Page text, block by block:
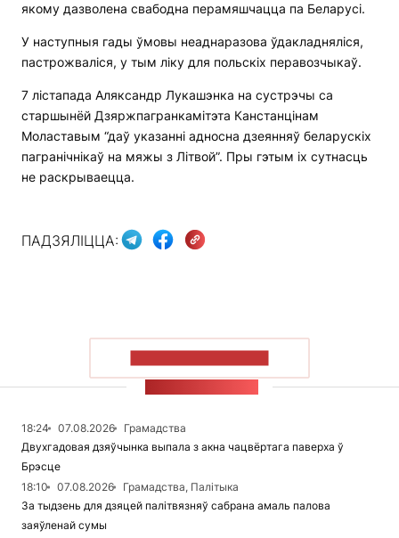
якому дазволена свабодна перамяшчацца па Беларусі.
У наступныя гады ўмовы неаднаразова ўдакладняліся,
пастрожваліся, у тым ліку для польскіх перавозчыкаў.
7 лістапада Аляксандр Лукашэнка на сустрэчы са
старшынёй Дзяржпагранкамітэта Канстанцінам
Моластавым “даў указанні адносна дзеянняў беларускіх
пагранічнікаў на мяжы з Літвой”. Пры гэтым іх сутнасць
не раскрываецца.
ПАДЗЯЛІЦЦА:
18:24 07.08.2026
Грамадства
Двухгадовая дзяўчынка выпала з акна чацвёртага паверха ў
Брэсце
18:10
07.08.2026
Грамадства, Палітыка
За тыдзень для дзяцей палітвязняў сабрана амаль палова
заяўленай сумы